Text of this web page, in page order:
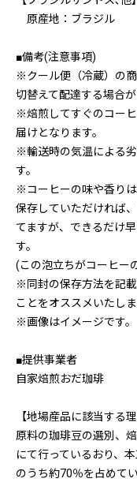
原産地：ブラジル
■備考(注意事項)
※クール便（冷蔵）の
切替えて配達する場合が
※焙煎してすぐのコー
届けとなります。
※輸送時の気温による
す。
※コーヒーの味や香り
保存していただければ
てますが、できるだけ
す。
(この泡立ちがコーヒー
※同封の保存方法を記
ことをオススメいたしま
※画像はイメージです。
■提供事業者
自家焙煎おだ珈琲
【地場産品に該当する理
原料の珈琲豆の選別、
にて行っているおり、
のうち約70％を占めて